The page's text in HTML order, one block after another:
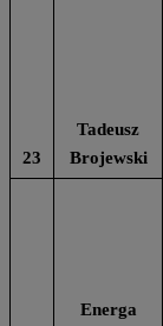
23
Tadeusz
Brojewski
Energa